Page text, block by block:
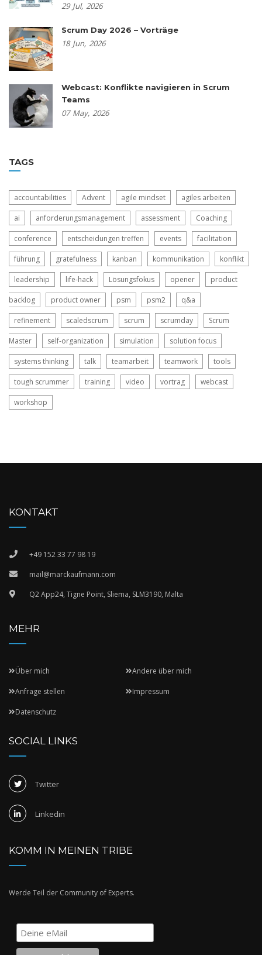
29 Jul, 2026
Scrum Day 2026 – Vorträge
18 Jun, 2026
Webcast: Konflikte navigieren in Scrum
Teams
07 May, 2026
TAGS
accountabilities Advent agile mindset agiles arbeiten
ai anforderungsmanagement assessment Coaching
conference entscheidungen treffen events facilitation
führung gratefulness kanban kommunikation konflikt
leadership life-hack Lösungsfokus opener product
backlog product owner psm psm2 q&a
refinement scaledscrum scrum scrumday Scrum
Master self-organization simulation solution focus
systems thinking talk teamarbeit teamwork tools
tough scrummer training video vortrag webcast
workshop
KONTAKT
+49 152 33 77 98 19
mail@marckaufmann.com
Q2 App24, Tigne Point, Sliema, SLM3190, Malta
MEHR
Über mich Andere über mich
Anfrage stellen Impressum
Datenschutz
SOCIAL LINKS
Twitter
Linkedin
KOMM IN MEINEN TRIBE
Werde Teil der Community of Experts.